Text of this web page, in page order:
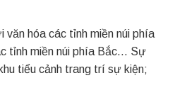
văn hóa các tỉnh miền núi phía
tỉnh miền núi phía Bắc… Sự
tiểu cảnh trang trí sự kiện;